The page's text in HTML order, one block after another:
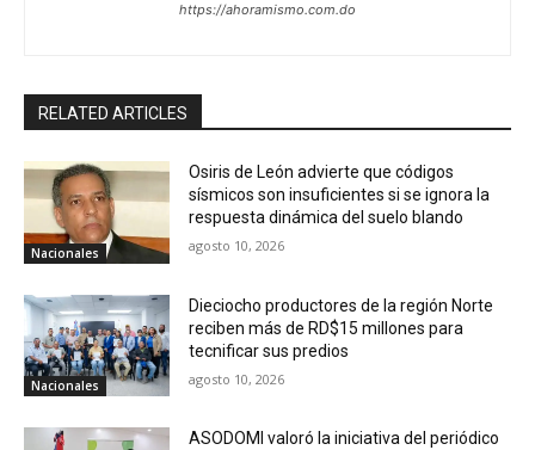
https://ahoramismo.com.do
RELATED ARTICLES
Nacionales
Osiris de León advierte que códigos
sísmicos son insuficientes si se ignora la
respuesta dinámica del suelo blando
agosto 10, 2026
Nacionales
Dieciocho productores de la región Norte
reciben más de RD$15 millones para
tecnificar sus predios
agosto 10, 2026
ASODOMI valoró la iniciativa del periódico